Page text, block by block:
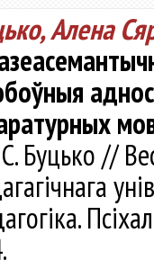
Алена
Буцько //